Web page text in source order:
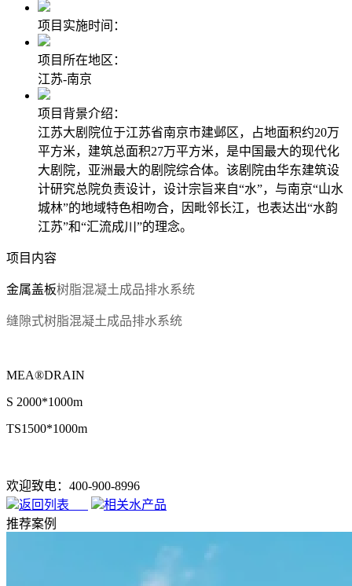
项目实施时间：
项目所在地区：
江苏-南京
项目背景介绍：
江苏大剧院位于江苏省南京市建邺区，占地面积约20万
平方米，建筑总面积27万平方米，是中国最大的现代化
大剧院，亚洲最大的剧院综合体。该剧院由华东建筑设
计研究总院负责设计，设计宗旨来自“水”，与南京“山水
城林”的地域特色相吻合，因毗邻长江，也表达出“水韵
江苏”和“汇流成川”的理念。
项目内容
金属盖板树脂混凝土成品排水系统
缝隙式树脂混凝土成品排水系统
MEA®DRAIN
S 2000*1000m
TS1500*1000m
欢迎致电：400-900-8996
返回列表
相关水产品
推荐案例